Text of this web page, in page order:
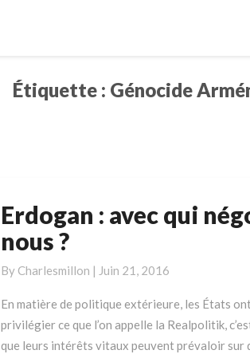
Étiquette : Génocide
Erdogan
avec
qui
nous
?
Erdogan : avec qui
nous ?
By Charlesmillon | Juin 21, 2016
En matière de politique extérieure, les États
privilégier ce que l’on appelle la Realpolitik,
que leurs intérêts vitaux peuvent prévaloir sur